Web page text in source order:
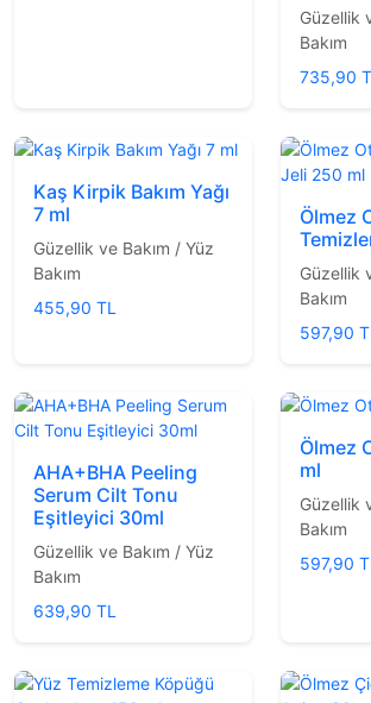
Güzellik
Bakım
735,90
Kaş Kirpik Bakım Yağı
7 ml
Güzellik ve Bakım / Yüz
Bakım
455,90 TL
Ölmez
Güzellik
Bakım
597,90
AHA+BHA Peeling
Serum Cilt Tonu
Eşitleyici 30ml
Güzellik ve Bakım / Yüz
Bakım
639,90 TL
Ölmez
ml
Güzellik
Bakım
597,90